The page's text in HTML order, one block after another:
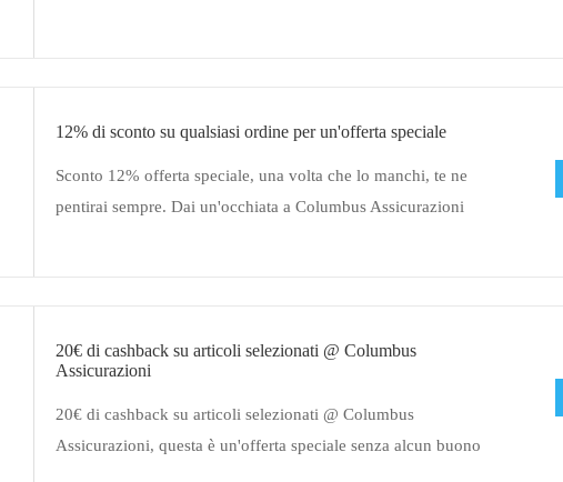
12% di sconto su qualsiasi ordine per un'offerta speciale
Sconto 12% offerta speciale, una volta che lo manchi, te ne
pentirai sempre. Dai un'occhiata a Columbus Assicurazioni
20€ di cashback su articoli selezionati @ Columbus
Assicurazioni
20€ di cashback su articoli selezionati @ Columbus
Assicurazioni, questa è un'offerta speciale senza alcun buono